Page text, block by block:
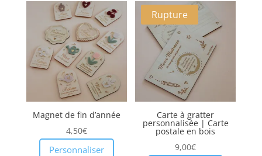
Magnet de fin d’année
4,50€
Personnaliser
Rupture
Carte à gratter
personnalisée | Carte
postale en bois
9,00€